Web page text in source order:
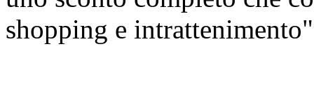
shopping e